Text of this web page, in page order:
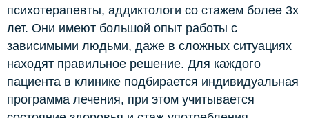
психотерапевты, аддиктологи со стажем более 3х
лет. Они имеют большой опыт работы с
зависимыми людьми, даже в сложных ситуациях
находят правильное решение. Для каждого
пациента в клинике подбирается индивидуальная
программа лечения, при этом учитывается